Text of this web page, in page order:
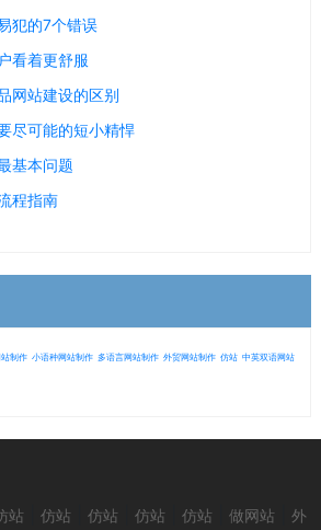
犯的7个错误
看着更舒服
网站建设的区别
尽可能的短小精悍
基本问题
程指南
制作 小语种网站制作 多语言网站制作 外贸网站制作 仿站 中英双语网站
站 仿站 仿站 仿站 仿站 做网站 外